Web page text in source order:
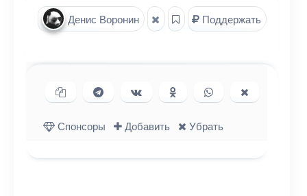
Денис Воронин Поддержать
Копировать ссылку
Поделиться в Telegram
Поделиться ВКонтакте
Поделиться в
Одноклассниках
Поделиться в
WhatsApp
в X (Twitter)
Спонсоры
Добавить Убрать